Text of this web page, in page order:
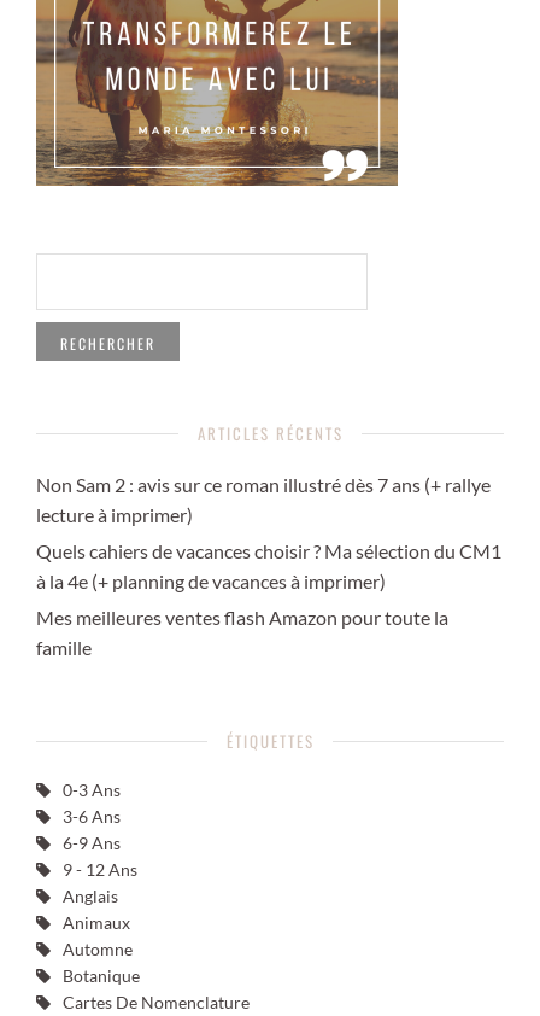
ARTICLES RÉCENTS
Non Sam 2 : avis sur ce roman illustré dès 7 ans (+ rallye
lecture à imprimer)
Quels cahiers de vacances choisir ? Ma sélection du CM1
à la 4e (+ planning de vacances à imprimer)
Mes meilleures ventes flash Amazon pour toute la
famille
ÉTIQUETTES
0-3 Ans
3-6 Ans
6-9 Ans
9 - 12 Ans
Anglais
Animaux
Automne
Botanique
Cartes De Nomenclature